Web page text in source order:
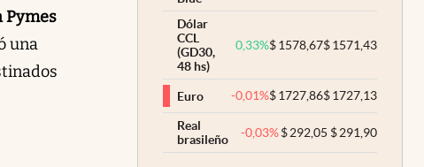
Pymes
una
Dólar
CCL
(GD30,
48 hs)
0,33%$1578,67$1571,43
Euro -0,01%$1727,86$1727,13
Real
brasileño
-0,03% $292,05 $291,90